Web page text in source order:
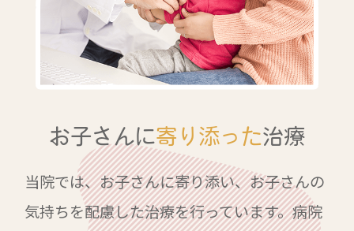
お子さんに寄り添った治療
当院では、お子さんに寄り添い、お子さんの
気持ちを配慮した治療を行っています。病院